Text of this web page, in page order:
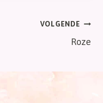
VOLGENDE
Roze